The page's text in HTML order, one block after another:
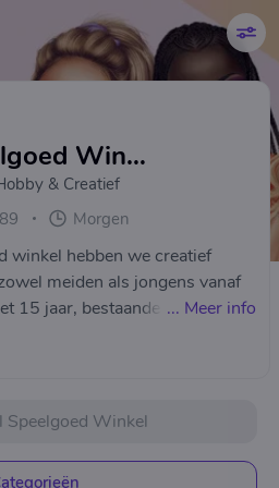
Topmodel Speelgoed Winkel
& Creatief
Morgen
winkel hebben we creatief
meiden als jongens vanaf
15 jaar, bestaande uit kleur-
en stickerwerelden.
en creatiemappen.
en bureauaccessoires.
en meer! Het leukste
... Meer info